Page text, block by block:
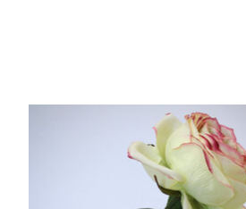
Items van productcarrousel